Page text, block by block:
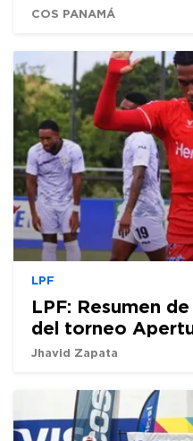
COS PANAMÁ
LPF
LPF: Resumen
del torneo
Jhavid Zapata